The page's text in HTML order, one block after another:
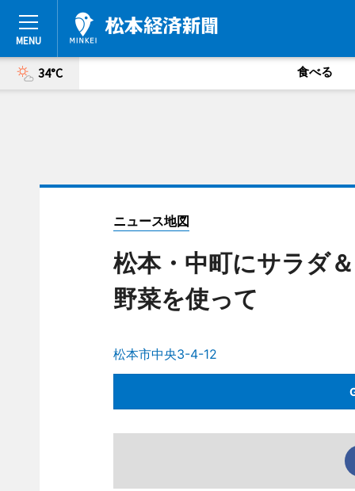
34°C 食べる
ニュース地図
松本・中町にサラダ
野菜を使って
松本市中央3-4-12